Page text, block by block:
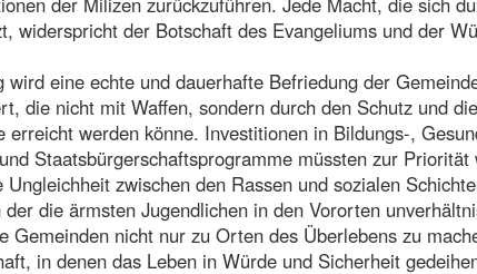
widerspricht der Botschaft des Evangeliums und der
wird eine echte und dauerhafte Befriedung der
die nicht mit Waffen, sondern durch den Schutz und
erreicht werden könne. Investitionen in Bildungs-,
Staatsbürgerschaftsprogramme müssten zur Priorität
zwischen den Rassen und sozialen
der die ärmsten Jugendlichen in den Vororten
Gemeinden nicht nur zu Orten des Überlebens zu
in denen das Leben in Würde und Sicherheit